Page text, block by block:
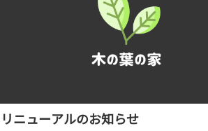
リニューアルのお知らせ